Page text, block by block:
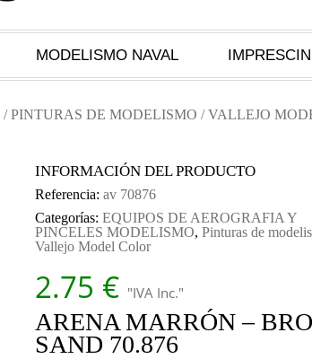
MODELISMO NAVAL
/PINTURAS DE MODELISMO /VALLEJO
INFORMACIÓN DEL PRODUCTO
Referencia: av 70876
Categorías: EQUIPOS DE AEROGRAFIA Y
PINCELES MODELISMO, Pinturas de
Vallejo Model Color
2.75 € "IVA Inc."
ARENA MARRÓN –
SAND 70.876